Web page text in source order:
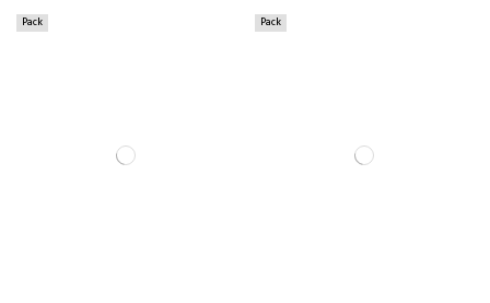
Pack Pack